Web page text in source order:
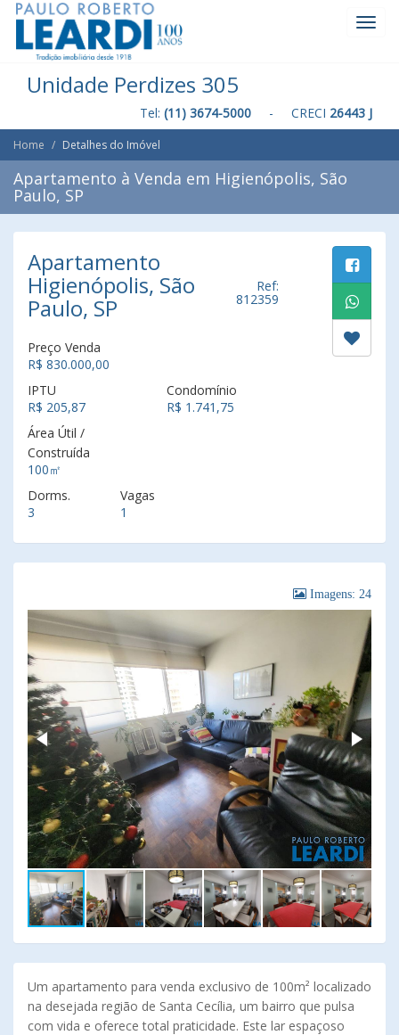
Unidade Perdizes 305
Tel: (11) 3674-5000 - CRECI 26443 J
Home Detalhes do Imóvel
Apartamento à Venda em Higienópolis, São
Paulo, SP
Apartamento
Higienópolis, São
Paulo, SP
Ref:
812359
Preço Venda
R$ 830.000,00
IPTU
R$ 205,87
Condomínio
R$ 1.741,75
Área Útil /
Construída
100㎡
Dorms.
3
Vagas
1
Imagens: 24
Um apartamento para venda exclusivo de 100m² localizado
na desejada região de Santa Cecília, um bairro que pulsa
com vida e oferece total praticidade. Este lar espaçoso